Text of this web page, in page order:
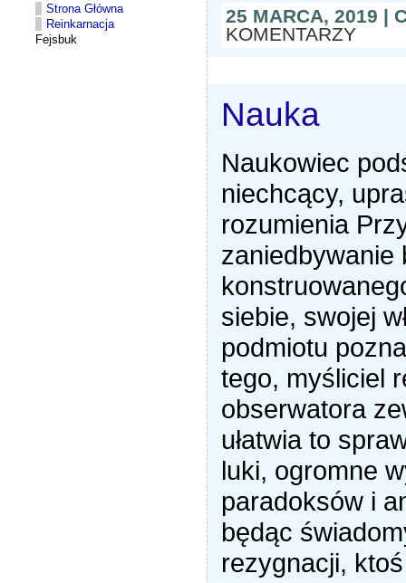
Strona Główna
Reinkarnacja
Fejsbuk
25 MARCA, 2019 |
KOMENTARZY
Nauka
Naukowiec
niechcący,
rozumienia
zaniedbywanie
siebie, swojej
podmiotu
tego, myśliciel
obserwatora
ułatwia to
luki, ogromne
paradoksów i
będąc
rezygnacji,